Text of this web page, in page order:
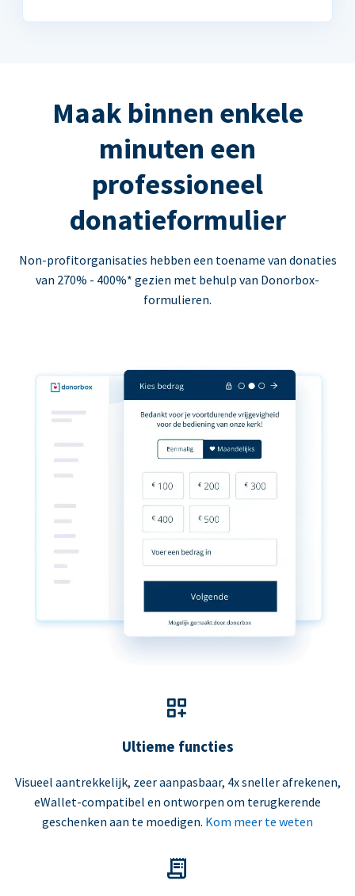
Maak binnen enkele
minuten een
professioneel
donatieformulier
Non-profitorganisaties hebben een toename van donaties
van 270% - 400%* gezien met behulp van Donorbox-
formulieren.
Ultieme functies
Visueel aantrekkelijk, zeer aanpasbaar, 4x sneller afrekenen,
eWallet-compatibel en ontworpen om terugkerende
geschenken aan te moedigen. Kom meer te weten